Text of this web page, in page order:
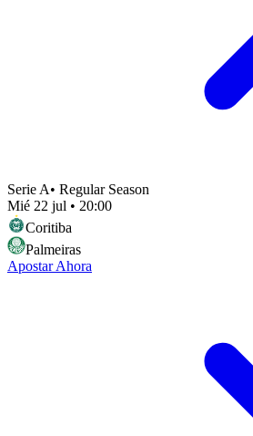
Serie A• Regular Season
Mié 22 jul • 20:00
Coritiba
Palmeiras
Apostar Ahora